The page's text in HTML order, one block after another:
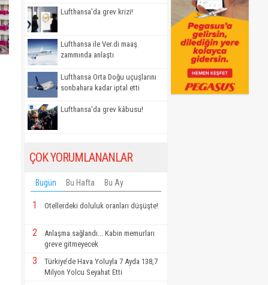
Lufthansa'da grev krizi!
Lufthansa ile Ver.di maaş
zammında anlaştı
Lufthansa Orta Doğu uçuşlarını
sonbahara kadar iptal etti
Lufthansa'da grev kâbusu!
ÇOK YORUMLANANLAR
Bugün Bu Hafta Bu Ay
1 Otellerdeki doluluk oranları düşüşte!
2
Anlaşma sağlandı... Kabin memurları
greve gitmeyecek
3
Türkiye’de Hava Yoluyla 7 Ayda 138,7
Milyon Yolcu Seyahat Etti